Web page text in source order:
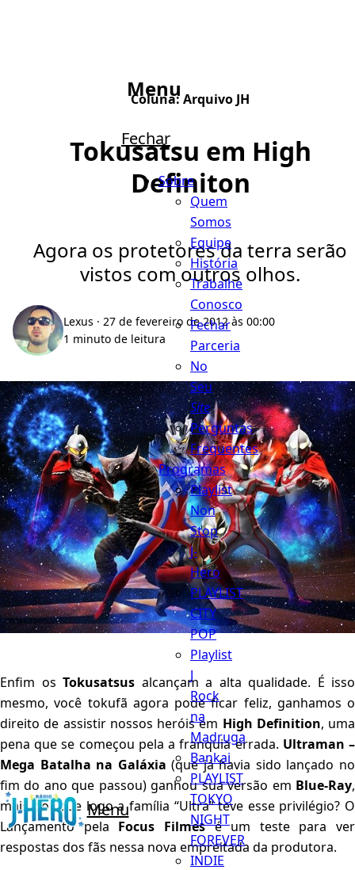
Menu
Menu
Fechar
Sobre
Quem
Somos
Equipe
História
Trabalhe
Conosco
Fechar
Parceria
No
Seu
Site
Perguntas
Frequentes
Programas
Playlist
Non
Stop
J-
Hero
PLAYLIST
CITY
POP
Playlist
J
Rock
na
Madruga
Bankai
PLAYLIST
TOKYO
NIGHT
FOREVER
INDIE
Coluna:Arquivo JH
Tokusatsu em High
Definiton
Agora os protetores da terra serão
vistos com outros olhos.
Lexus · 27 de fevereiro de 2012 às 00:00
1 minuto de leitura
Enfim os Tokusatsus alcançam a alta qualidade. É isso
mesmo, você tokufã agora pode ficar feliz, ganhamos o
direito de assistir nossos heróis em High Definition, uma
pena que se começou pela a franquia errada. Ultraman –
Mega Batalha na Galáxia (que já havia sido lançado no
fim do ano que passou) ganhou sua versão em Blue-Ray,
mais por que logo a família “Ultra” teve esse privilégio? O
Lançamento pela Focus Filmesé um teste para ver
respostas dos fãs nessa nova empreitada da produtora.